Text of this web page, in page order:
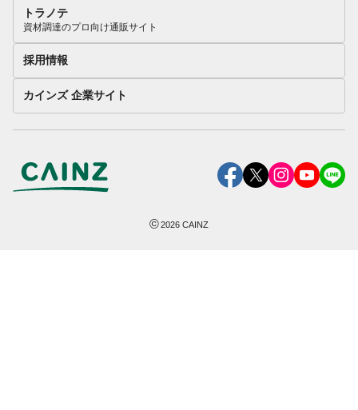
トラノテ
資材調達のプロ向け通販サイト
採用情報
カインズ 企業サイト
©2026 CAINZ